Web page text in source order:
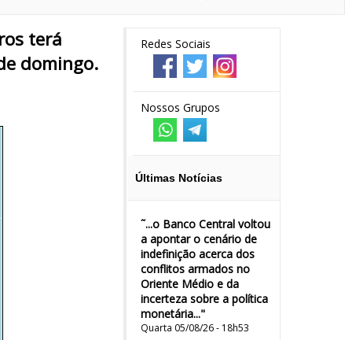
Redes Sociais
Nossos Grupos
Últimas Notícias
˜...o Banco Central voltou
a apontar o cenário de
indefinição acerca dos
conflitos armados no
Oriente Médio e da
incerteza sobre a política
monetária..."
Quarta 05/08/26 - 18h53
terá
domingo.